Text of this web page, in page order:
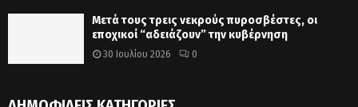
Μετά τους τρεις νεκρούς πυροσβέστες, οι
εποχικοί “αδειάζουν” την κυβέρνηση
30 Ιουλίου 2026 0